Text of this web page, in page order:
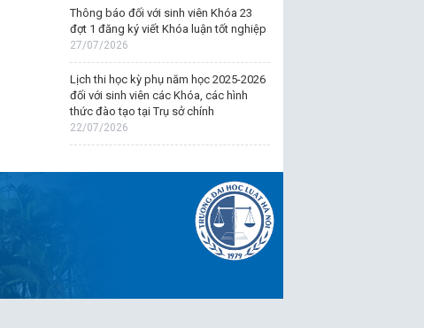
Thông báo đối với sinh viên Khóa 23
đợt 1 đăng ký viết Khóa luận tốt nghiệp
27/07/2026
Lịch thi học kỳ phụ năm học 2025-2026
đối với sinh viên các Khóa, các hình
thức đào tạo tại Trụ sở chính
22/07/2026